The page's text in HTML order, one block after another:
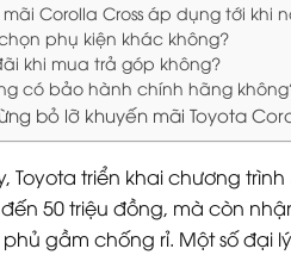
mãi Corolla Cross áp dụng tới khi
phụ kiện khác không?
khi mua trả góp không?
có bảo hành chính hãng
bỏ lỡ khuyến mãi Toyota
Toyota triển khai chương trình
50 triệu đồng, mà còn
gầm chống rỉ. Một số đại